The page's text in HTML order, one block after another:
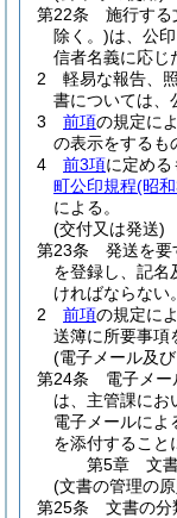
第22条
施行する
除く。)は、公
信者名義に応じ
2
軽易な報告、
書については、
3
前項の規定に
の表示をするも
4
前3項に定める
町公印規程(昭
による。
(交付又は発送)
第23条
発送を要
を登録し、記名
ければならない。
2
前項の規定に
送簿に所要事項
(電子メール及
第24条
電子メ
は、主管課にお
電子メールによ
を添付すること
第5章
文
(文書の管理の
第25条
文書の分